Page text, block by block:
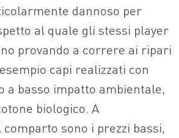
dannoso per
al quale gli stessi player
provando a correre ai ripari
capi realizzati con
a basso impatto ambientale,
biologico. A
sono i prezzi bassi,